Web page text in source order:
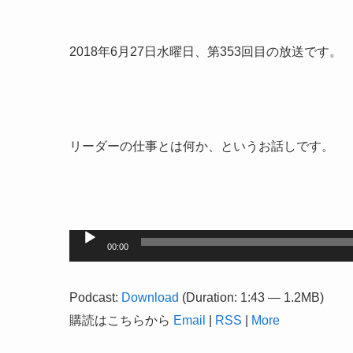
2018年6月27日水曜日、第353回目の放送です。
リーダーの仕事とは何か、というお話しです。
声
ー
00:00
Podcast: Download (Duration: 1:43 — 1.2MB)
購読はこちらから Email RSS More